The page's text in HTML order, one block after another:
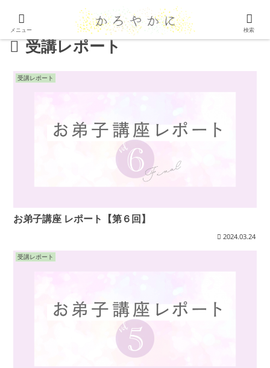
受講レポート
受講レポート
お弟子講座 レポート【第６回】
2024.03.24
受講レポート
メニュー 検索